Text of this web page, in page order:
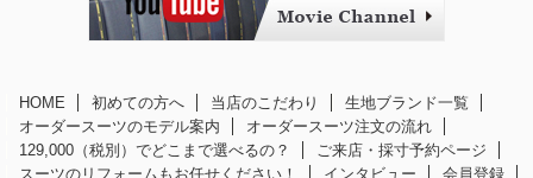
HOME 初めての方へ 当店のこだわり
生地ブランド一覧
オーダースーツのモデル案内
オーダースーツ注文の流れ
129,000（税別）でどこまで選べるの？
ご来店・採寸予約ページ
スーツのリフォームもお任せください！
インタビュー 会員登録